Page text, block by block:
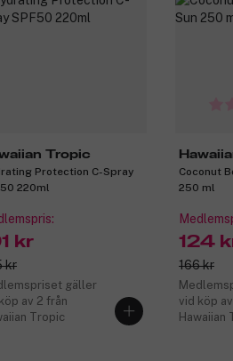
Tropic
Protection C-Spray
220ml
kr
kr
gäller
av 2 från
Tropic
Coconut
250 ml
124
166 kr
vid köp
Hawaiian